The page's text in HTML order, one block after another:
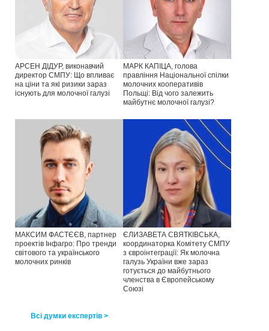
АРСЕН ДІДУР, виконавчий
директор СМПУ: Що впливає
на ціни та які ризики зараз
існують для молочної галузі
МАРК КАПІЦА, голова
правління Національної спілки
молочних кооперативів
Польщі: Від чого залежить
майбутнє молочної галузі?
МАКСИМ ФАСТЄЄВ, партнер
проектів Інфагро: Про тренди
світового та українського
молочних ринків
ЄЛИЗАВЕТА СВЯТКІВСЬКА,
координаторка Комітету СМПУ
з євроінтеграції: Як молочна
галузь України вже зараз
готується до майбутнього
членства в Європейському
Союзі
Всі думки експертів >